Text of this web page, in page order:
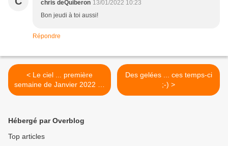
chris deQuiberon 13/01/2022 10:23
Bon jeudi à toi aussi!
Répondre
< Le ciel ... première
semaine de Janvier 2022 :-)
- 01
Des gelées ... ces temps-ci
;-) >
Hébergé par Overblog
Top articles